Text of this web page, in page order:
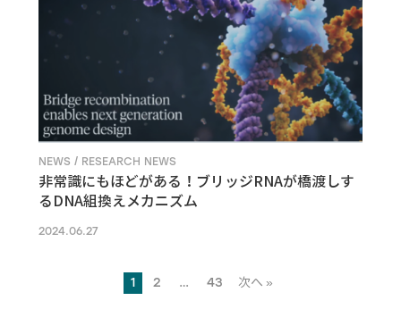
NEWS / RESEARCH NEWS
非常識にもほどがある！ブリッジRNAが橋渡しす
るDNA組換えメカニズム
2024.06.27
1 2 … 43 次へ »